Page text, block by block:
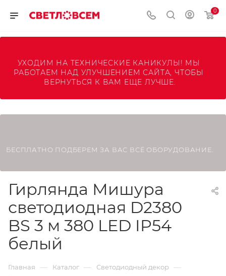
0
УХОДИМ НА ТЕХНИЧЕСКИЕ КАНИКУЛЫ! МЫ
РАБОТАЕМ НАД УЛУЧШЕНИЕМ САЙТА, ЧТОБЫ
ВЕРНУТЬСЯ К ВАМ ЕЩЕ ЛУЧШЕ.
БЕСПЛАТНО ПОДБЕРЕМ ЗА ВАС ВСЁ ОБОРУДОВАНИЕ.
Гирлянда Мишура
светодиодная D2380
BS 3 м 380 LED IP54
белый
Главная — Каталог — Светодиодный декор —